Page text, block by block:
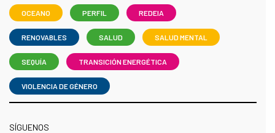
OCEANO PERFIL REDEIA
RENOVABLES SALUD SALUD MENTAL
SEQUÍA TRANSICIÓN ENERGÉTICA
VIOLENCIA DE GÉNERO
SÍGUENOS